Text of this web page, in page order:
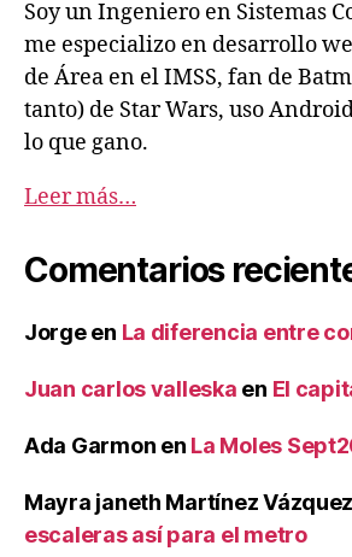
Soy un Ingeniero en Sistemas
me especializo en desarrollo
de Área en el IMSS, fan de
tanto) de Star Wars, uso
lo que gano.
Leer más…
Comentarios
Jorgeen La diferencia entre
Juan carlos valleska en El
Ada Garmon en La Moles
Mayra janeth Martínez Vázquez
escaleras así para el metro